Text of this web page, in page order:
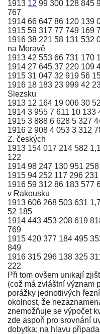
1913 12 99 300 128 845
767
1914 66 647 86 120 139
1915 59 317 77 749 169
1916 38 221 58 131 532
na Moravě
1913 42 553 66 731 170
1914 27 645 37 220 109
1915 31 047 32 919 56
1916 18 183 23 999 42
Slezsku
1913 12 164 19 006 30
1914 3 955 7 611 10 133
1915 3 888 6 628 5 327
1916 2 908 4 053 3 312
Z. českých
1913 154 017 214 582
122
1914 98 247 130 951
1915 94 252 117 296
1916 59 312 86 183 577
v Rakousku
1913 606 268 503 631
52 185
1914 443 453 208 619
769
1915 420 377 184 495
849
1916 315 296 138 325
222
Při tom ovšem unikají
(což má zvláštní význam
porážky jednotlivých
okolnost, že
znemožňuje se výpočet
zde aspoň pro srovnání
dobytka; na hlavu